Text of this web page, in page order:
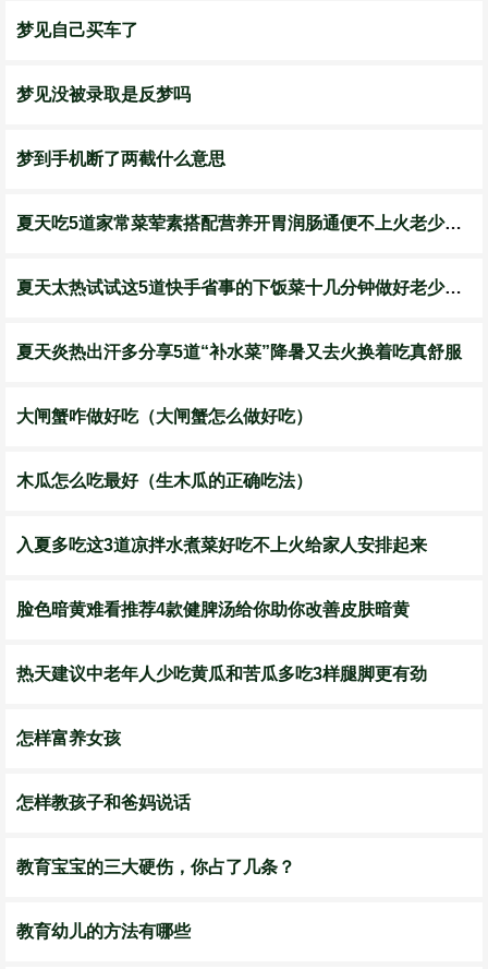
梦见自己买车了
梦见没被录取是反梦吗
梦到手机断了两截什么意思
夏天吃5道家常菜荤素搭配营养开胃润肠通便不上火老少皆宜
夏天太热试试这5道快手省事的下饭菜十几分钟做好老少皆宜
夏天炎热出汗多分享5道“补水菜”降暑又去火换着吃真舒服
大闸蟹咋做好吃（大闸蟹怎么做好吃）
​木瓜怎么吃最好（生木瓜的正确吃法）
入夏多吃这3道凉拌水煮菜好吃不上火给家人安排起来
脸色暗黄难看推荐4款健脾汤给你助你改善皮肤暗黄
热天建议中老年人少吃黄瓜和苦瓜多吃3样腿脚更有劲
怎样富养女孩
怎样教孩子和爸妈说话
教育宝宝的三大硬伤，你占了几条？
教育幼儿的方法有哪些